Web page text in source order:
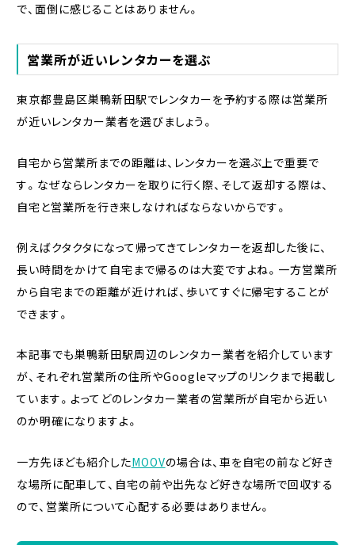
で、面倒に感じることはありません。
営業所が近いレンタカーを選ぶ
東京都豊島区巣鴨新田駅でレンタカーを予約する際は営業所
が近いレンタカー業者を選びましょう。
自宅から営業所までの距離は、レンタカーを選ぶ上で重要で
す。なぜならレンタカーを取りに行く際、そして返却する際は、
自宅と営業所を行き来しなければならないからです。
例えばクタクタになって帰ってきてレンタカーを返却した後に、
長い時間をかけて自宅まで帰るのは大変ですよね。一方営業所
から自宅までの距離が近ければ、歩いてすぐに帰宅することが
できます。
本記事でも巣鴨新田駅周辺のレンタカー業者を紹介しています
が、それぞれ営業所の住所やGoogleマップのリンクまで掲載し
ています。よってどのレンタカー業者の営業所が自宅から近い
のか明確になりますよ。
一方先ほども紹介したMOOVの場合は、車を自宅の前など好き
な場所に配車して、自宅の前や出先など好きな場所で回収する
ので、営業所について心配する必要はありません。